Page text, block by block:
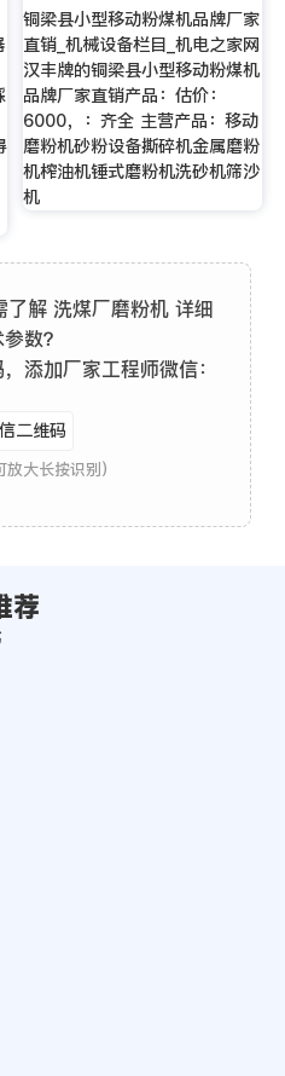
铜梁县小型移动粉煤机品牌厂家
直销_机械设备栏目_机电之家网
汉丰牌的铜梁县小型移动粉煤机
品牌厂家直销产品：估价：
6000，：齐全 主营产品：移动
磨粉机砂粉设备撕碎机金属磨粉
机榨油机锤式磨粉机洗砂机筛沙
机
了解 洗煤厂磨粉机 详细
数？
添加厂家工程师微信：
放大长按识别)
荐